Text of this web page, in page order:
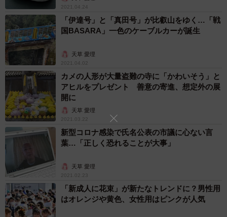
2021.04.24
「伊達号」と「真田号」が比叡山をゆく…「戦
国BASARA」一色のケーブルカーが誕生
天草 愛理
2021.04.02
カメの人形が大量盗難の寺に「かわいそう」と
アヒルをプレゼント 善意の寄進、想定外の展
開に
天草 愛理
2021.03.22
新型コロナ感染で氏名公表の市議に心ない言
葉…「正しく恐れることが大事」
天草 愛理
2021.02.23
「新成人に花束」が新たなトレンドに？男性用
はオレンジや黄色、女性用はピンクが人気